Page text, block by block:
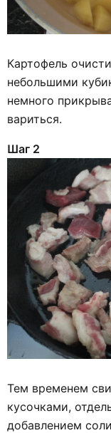
Картофель
небольшими
немного
вариться.
Шаг 2
Тем временем
кусочками,
добавлением